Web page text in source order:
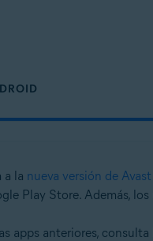
a la nueva versión de
Play Store. Además,
apps anteriores,